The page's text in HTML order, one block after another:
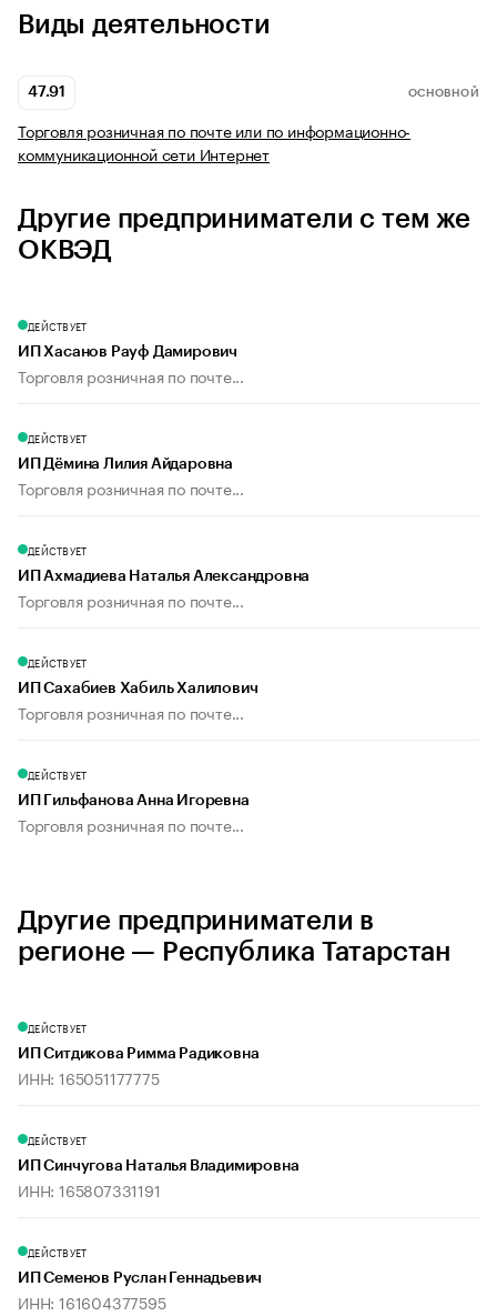
Виды деятельности
47.91 ОСНОВНОЙ
Торговля розничная по почте или по информационно-
коммуникационной сети Интернет
Другие предприниматели с тем же
ОКВЭД
ДЕЙСТВУЕТ
ИП Хасанов Рауф Дамирович
Торговля розничная по почте...
ДЕЙСТВУЕТ
ИП Дёмина Лилия Айдаровна
Торговля розничная по почте...
ДЕЙСТВУЕТ
ИП Ахмадиева Наталья Александровна
Торговля розничная по почте...
ДЕЙСТВУЕТ
ИП Сахабиев Хабиль Халилович
Торговля розничная по почте...
ДЕЙСТВУЕТ
ИП Гильфанова Анна Игоревна
Торговля розничная по почте...
Другие предприниматели в
регионе — Республика Татарстан
ДЕЙСТВУЕТ
ИП Ситдикова Римма Радиковна
ИНН: 165051177775
ДЕЙСТВУЕТ
ИП Синчугова Наталья Владимировна
ИНН: 165807331191
ДЕЙСТВУЕТ
ИП Семенов Руслан Геннадьевич
ИНН: 161604377595